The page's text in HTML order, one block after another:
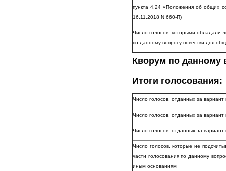
пункта 4.24 «Положения об общих
16.11.2018 N 660-П)
Число голосов, которыми обладали
по данному вопросу повестки дня
Кворум по данному
Итоги голосования:
Число голосов, отданных за вариант
Число голосов, отданных за
Число голосов, отданных за
Число голосов, которые не
части голосования по данному
иным основаниям